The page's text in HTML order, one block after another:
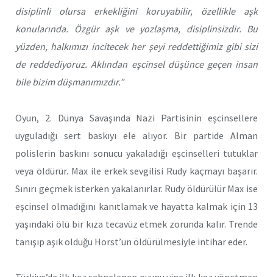
disiplinli olursa erkekliğini koruyabilir, özellikle aşk
konularında. Özgür aşk ve yozlaşma, disiplinsizdir. Bu
yüzden, halkımızı incitecek her şeyi reddettiğimiz gibi sizi
de reddediyoruz. Aklından eşcinsel düşünce geçen insan
bile bizim düşmanımızdır.”
Oyun, 2. Dünya Savaşında Nazi Partisinin eşcinsellere
uyguladığı sert baskıyı ele alıyor. Bir partide Alman
polislerin baskını sonucu yakaladığı eşcinselleri tutuklar
veya öldürür. Max ile erkek sevgilisi Rudy kaçmayı başarır.
Sınırı geçmek isterken yakalanırlar. Rudy öldürülür Max ise
eşcinsel olmadığını kanıtlamak ve hayatta kalmak için 13
yaşındaki ölü bir kıza tecavüz etmek zorunda kalır. Trende
tanışıp aşık olduğu Horst’un öldürülmesiyle intihar eder.